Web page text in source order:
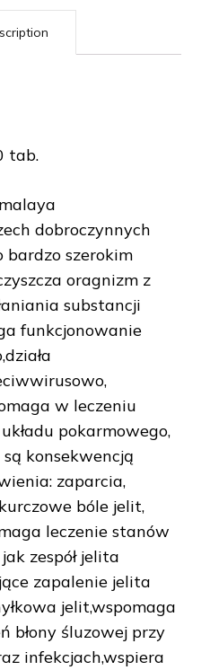
tab.
dobroczynnych
szerokim
oragnizm z
substancji
funkcjonowanie
w leczeniu
pokarmowego,
konsekwencją
zaparcia,
bóle jelit,
leczenie stanów
zespół jelita
zapalenie jelita
jelit,wspomaga
błony śluzowej przy
infekcjach,wspiera